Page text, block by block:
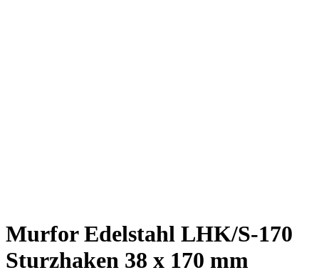
Murfor Edelstahl LHK/S-170
Sturzhaken 38 x 170 mm